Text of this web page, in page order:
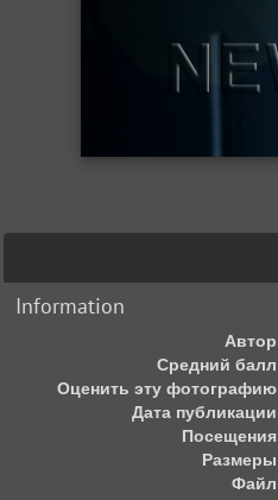
Information
Автор
Средний балл
Оценить эту фотографию
Дата публикации
Посещения
Размеры
Файл